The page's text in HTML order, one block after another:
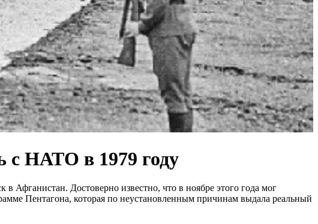
с НАТО в 1979 году
Афганистан. Достоверно известно, что в ноябре этого года мог
Пентагона, которая по неустановленным причинам выдала реальный